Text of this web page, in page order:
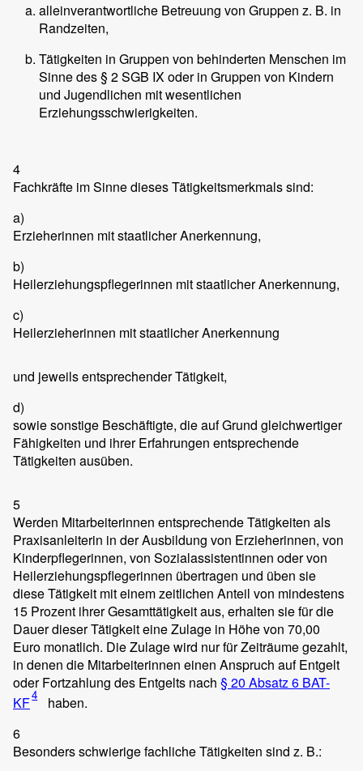
alleinverantwortliche Betreuung von Gruppen z. B. in
Randzeiten,
Tätigkeiten in Gruppen von behinderten Menschen im
Sinne des § 2 SGB IX oder in Gruppen von Kindern
und Jugendlichen mit wesentlichen
Erziehungsschwierigkeiten.
4
Fachkräfte im Sinne dieses Tätigkeitsmerkmals sind:
a)
Erzieherinnen mit staatlicher Anerkennung,
b)
Heilerziehungspflegerinnen mit staatlicher Anerkennung,
c)
Heilerzieherinnen mit staatlicher Anerkennung
und jeweils entsprechender Tätigkeit,
d)
sowie sonstige Beschäftigte, die auf Grund gleichwertiger
Fähigkeiten und ihrer Erfahrungen entsprechende
Tätigkeiten ausüben.
5
Werden Mitarbeiterinnen entsprechende Tätigkeiten als
Praxisanleiterin in der Ausbildung von Erzieherinnen, von
Kinderpflegerinnen, von Sozialassistentinnen oder von
Heilerziehungspflegerinnen übertragen und üben sie
diese Tätigkeit mit einem zeitlichen Anteil von mindestens
15 Prozent ihrer Gesamttätigkeit aus, erhalten sie für die
Dauer dieser Tätigkeit eine Zulage in Höhe von 70,00
Euro monatlich. Die Zulage wird nur für Zeiträume gezahlt,
in denen die Mitarbeiterinnen einen Anspruch auf Entgelt
oder Fortzahlung des Entgelts nach § 20 Absatz 6 BAT-
KF4
haben.
6
Besonders schwierige fachliche Tätigkeiten sind z. B.: